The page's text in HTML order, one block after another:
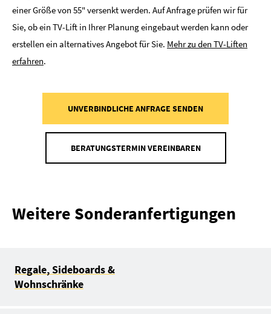
einer Größe von 55" versenkt werden. Auf Anfrage prüfen wir für
Sie, ob ein TV-Lift in Ihrer Planung eingebaut werden kann oder
erstellen ein alternatives Angebot für Sie. Mehr zu den TV-Liften
erfahren.
UNVERBINDLICHE ANFRAGE SENDEN
BERATUNGSTERMIN VEREINBAREN
Weitere Sonderanfertigungen
Regale, Sideboards &
Wohnschränke